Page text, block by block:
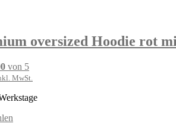
oversized Hoodie rot
von 5
MwSt.